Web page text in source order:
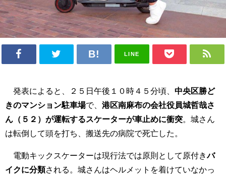
LINE
発表によると、２５日午後１０時４５分頃、 中央区勝ど
きのマンション駐車場で、 港区南麻布の会社役員城哲哉さ
ん（５２）が運転するスケーターが車止めに衝突 。城さん
は転倒して頭を打ち、搬送先の病院で死亡した。
電動キックスケーターは現行法では原則として原付き バ
イクに分類される。城さんはヘルメットを着けていなかっ